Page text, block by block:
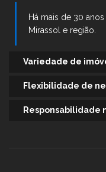
Há mais de 30
Mirassol e região.
Variedade de
Flexibilidade de
Responsabilidade